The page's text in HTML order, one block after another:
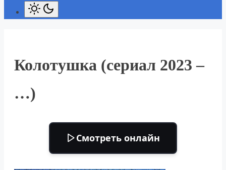
Колотушка (сериал 2023 –
…)
Смотреть онлайн